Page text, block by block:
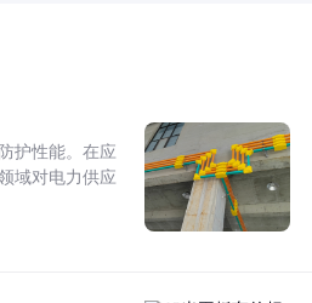
护性能。在应
域对电力供应